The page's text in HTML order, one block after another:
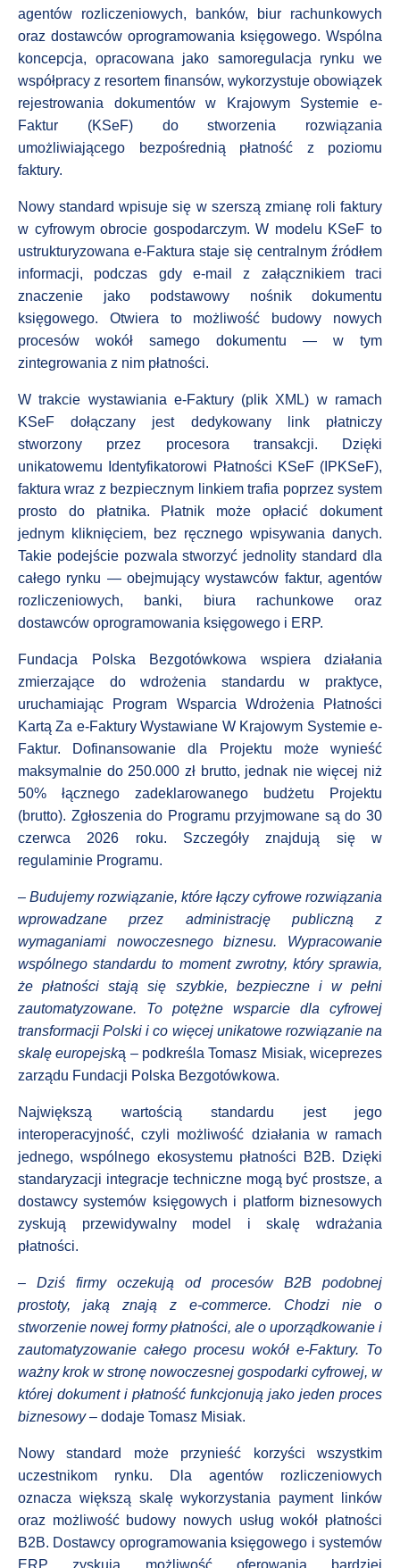
agentów rozliczeniowych, banków, biur rachunkowych
oraz dostawców oprogramowania księgowego. Wspólna
koncepcja, opracowana jako samoregulacja rynku we
współpracy z resortem finansów, wykorzystuje obowiązek
rejestrowania dokumentów w Krajowym Systemie e-
Faktur (KSeF) do stworzenia rozwiązania
umożliwiającego bezpośrednią płatność z poziomu
faktury.
Nowy standard wpisuje się w szerszą zmianę roli faktury
w cyfrowym obrocie gospodarczym. W modelu KSeF to
ustrukturyzowana e-Faktura staje się centralnym źródłem
informacji, podczas gdy e-mail z załącznikiem traci
znaczenie jako podstawowy nośnik dokumentu
księgowego. Otwiera to możliwość budowy nowych
procesów wokół samego dokumentu — w tym
zintegrowania z nim płatności.
W trakcie wystawiania e-Faktury (plik XML) w ramach
KSeF dołączany jest dedykowany link płatniczy
stworzony przez procesora transakcji. Dzięki
unikatowemu Identyfikatorowi Płatności KSeF (IPKSeF),
faktura wraz z bezpiecznym linkiem trafia poprzez system
prosto do płatnika. Płatnik może opłacić dokument
jednym kliknięciem, bez ręcznego wpisywania danych.
Takie podejście pozwala stworzyć jednolity standard dla
całego rynku — obejmujący wystawców faktur, agentów
rozliczeniowych, banki, biura rachunkowe oraz
dostawców oprogramowania księgowego i ERP.
Fundacja Polska Bezgotówkowa wspiera działania
zmierzające do wdrożenia standardu w praktyce,
uruchamiając Program Wsparcia Wdrożenia Płatności
Kartą Za e-Faktury Wystawiane W Krajowym Systemie e-
Faktur. Dofinansowanie dla Projektu może wynieść
maksymalnie do 250.000 zł brutto, jednak nie więcej niż
50% łącznego zadeklarowanego budżetu Projektu
(brutto). Zgłoszenia do Programu przyjmowane są do 30
czerwca 2026 roku. Szczegóły znajdują się w
regulaminie Programu.
– Budujemy rozwiązanie, które łączy cyfrowe rozwiązania
wprowadzane przez administrację publiczną z
wymaganiami nowoczesnego biznesu. Wypracowanie
wspólnego standardu to moment zwrotny, który sprawia,
że płatności stają się szybkie, bezpieczne i w pełni
zautomatyzowane. To potężne wsparcie dla cyfrowej
transformacji Polski i co więcej unikatowe rozwiązanie na
skalę europejską – podkreśla Tomasz Misiak, wiceprezes
zarządu Fundacji Polska Bezgotówkowa.
Największą wartością standardu jest jego
interoperacyjność, czyli możliwość działania w ramach
jednego, wspólnego ekosystemu płatności B2B. Dzięki
standaryzacji integracje techniczne mogą być prostsze, a
dostawcy systemów księgowych i platform biznesowych
zyskują przewidywalny model i skalę wdrażania
płatności.
– Dziś firmy oczekują od procesów B2B podobnej
prostoty, jaką znają z e-commerce. Chodzi nie o
stworzenie nowej formy płatności, ale o uporządkowanie i
zautomatyzowanie całego procesu wokół e-Faktury. To
ważny krok w stronę nowoczesnej gospodarki cyfrowej, w
której dokument i płatność funkcjonują jako jeden proces
biznesowy– dodaje Tomasz Misiak.
Nowy standard może przynieść korzyści wszystkim
uczestnikom rynku. Dla agentów rozliczeniowych
oznacza większą skalę wykorzystania payment linków
oraz możliwość budowy nowych usług wokół płatności
B2B. Dostawcy oprogramowania księgowego i systemów
ERP zyskują możliwość oferowania bardziej